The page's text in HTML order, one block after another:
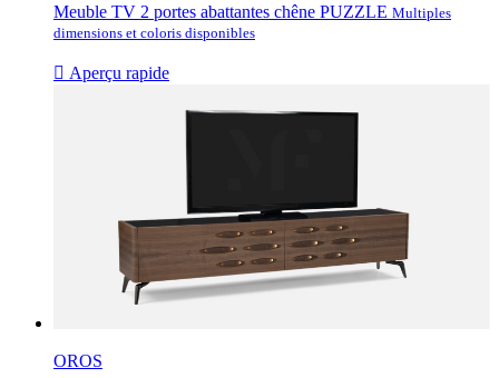
Meuble TV 2 portes abattantes chêne PUZZLE Multiples
dimensions et coloris disponibles
 Aperçu rapide
OROS